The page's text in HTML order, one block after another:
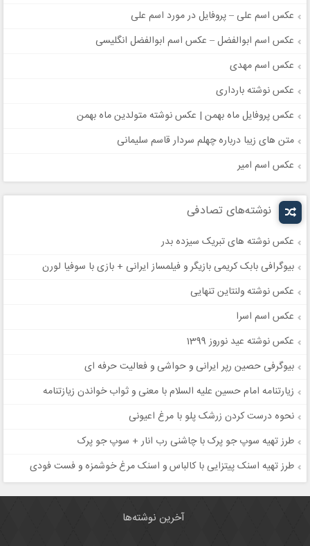
عکس اسم علی – پروفایل در مورد اسم علی
عکس اسم ابوالفضل – عکس اسم ابوالفضل انگلیسی
عکس اسم مهدی
عکس نوشته بارداری
عکس پروفایل ماه بهمن | عکس نوشته متولدین ماه بهمن
متن های زیبا درباره چهلم سردار قاسم سلیمانی
عکس اسم امیر
نوشته‌های تصادفی
عکس نوشته های تبریک سیزده بدر
بیوگرافی بابک کریمی بازیگر و فیلمساز ایرانی + بازی با سوفیا لورن
عکس نوشته ولنتاین تنهایی
عکس اسم اسرا
عکس نوشته عید نوروز 1399
بیوگرفی حصین رپر ایرانی و حواشی و فعالیت حرفه ای
زیارتنامه امام حسین علیه السلام با معنی و ثواب خواندن زیازتنامه
نحوه درست کردن زرشک پلو با مرغ اعیونی
طرز تهیه سوپ جو پرک با چاشنی رب انار + سوپ جو پرک
طرز تهیه اسنک پیتزایی با کالباس و اسنک مرغ خوشمزه و فست فودی
آخرین نوشته‌ها